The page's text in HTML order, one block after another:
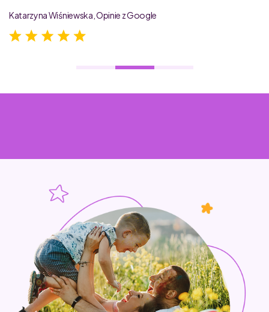
Katarzyna Wiśniewska, Opinie z Google